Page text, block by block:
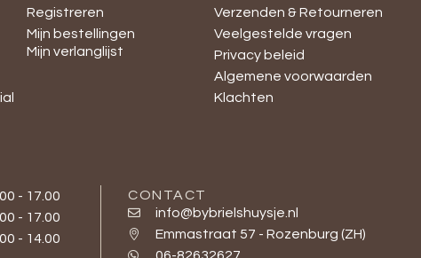
Registreren
Mijn bestellingen
Mijn verlanglijst
Verzenden & Retourneren
Veelgestelde vragen
Privacy beleid
Algemene voorwaarden
Klachten
- 17.00
- 17.00
- 14.00
CONTACT
info@bybrielshuysje.nl
Emmastraat 57 - Rozenburg (ZH)